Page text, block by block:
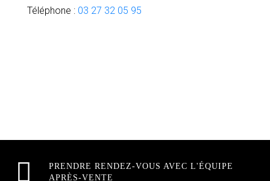
Téléphone : 03 27 32 05 95
PRENDRE RENDEZ-VOUS AVEC L'ÉQUIPE
APRÈS-VENTE